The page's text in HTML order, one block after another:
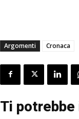
Argomenti Cronaca
Ti